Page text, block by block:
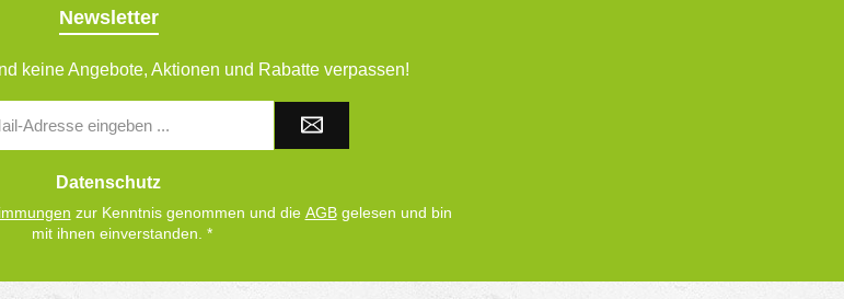
Newsletter
keine Angebote, Aktionen und Rabatte verpassen!
Datenschutz
zur Kenntnis genommen und die AGBgelesen und bin
mit ihnen einverstanden. *